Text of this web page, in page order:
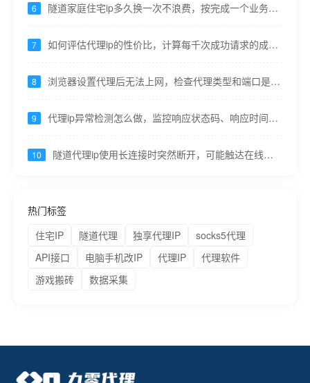
6
隧道家庭住宅ip多久换一次不浪费，按完成一个业务原
7
如何评估代理ip的性价比，计算每千次成功请求的成本-
8
浏览器设置代理后无法上网，检查代理类型和端口是否
9
代理ip异常检测怎么做，监控响应状态码、响应时间突
10
隧道代理ip使用长连接时突然断开，可能触达在线时
热门标签
住宅IP
隧道代理 独享代理IP
socks5代理
API接口
电脑手机改IP 代理IP
代理软件
游戏搬砖
数据采集